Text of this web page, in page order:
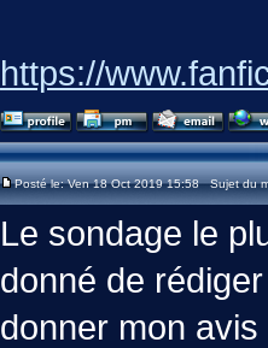
https://
Posté le: Ven 18 Oct 2019 15:58 Sujet du
Le sondage le
donné de
donner mon